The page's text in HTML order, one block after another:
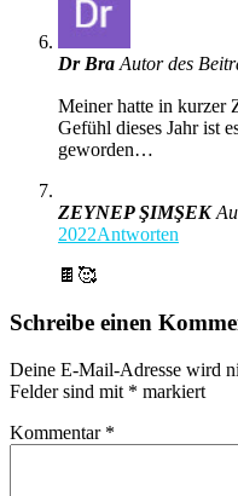
Dr Bra Autor des
Meiner hatte in kurzer
Gefühl dieses Jahr ist
geworden…
ZEYNEP ŞIMŞEK
2022Antworten
🍫🥰
Schreibe einen
Deine E-Mail-Adresse wird
Felder sind mit * markiert
Kommentar *